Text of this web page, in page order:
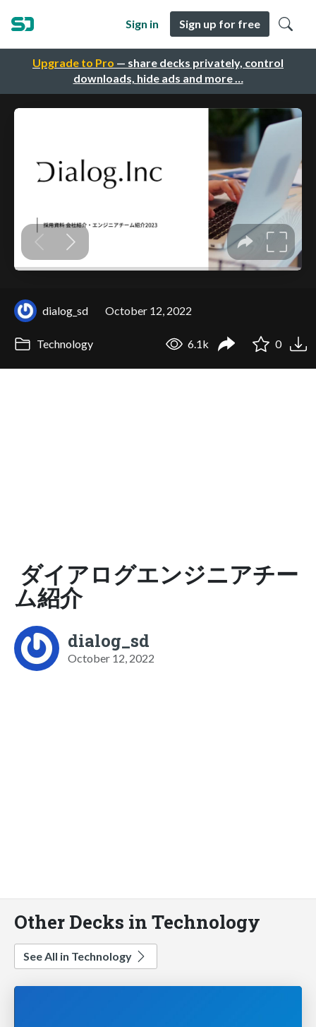
Upgrade to Pro — share decks privately, control
downloads, hide ads and more …
Sign in Sign up for free
dialog_sd October 12, 2022
Technology 6.1k 0
ダイアログエンジニアチー
ム紹介
dialog_sd
October 12, 2022
Other Decks in Technology
See All in Technology